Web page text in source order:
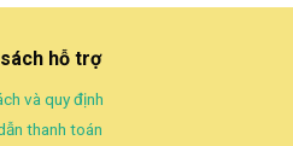
hỗ trợ
và quy định
thanh toán